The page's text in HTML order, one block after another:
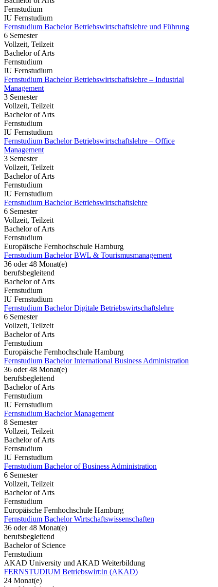
Fernstudium
IU Fernstudium
Fernstudium Bachelor Betriebswirtschaftslehre und Führung
6 Semester
Vollzeit, Teilzeit
Bachelor of Arts
Fernstudium
IU Fernstudium
Fernstudium Bachelor Betriebswirtschaftslehre – Industrial
Management
3 Semester
Vollzeit, Teilzeit
Bachelor of Arts
Fernstudium
IU Fernstudium
Fernstudium Bachelor Betriebswirtschaftslehre – Office
Management
3 Semester
Vollzeit, Teilzeit
Bachelor of Arts
Fernstudium
IU Fernstudium
Fernstudium Bachelor Betriebswirtschaftslehre
6 Semester
Vollzeit, Teilzeit
Bachelor of Arts
Fernstudium
Europäische Fernhochschule Hamburg
Fernstudium Bachelor BWL & Tourismusmanagement
36 oder 48 Monat(e)
berufsbegleitend
Bachelor of Arts
Fernstudium
IU Fernstudium
Fernstudium Bachelor Digitale Betriebswirtschaftslehre
6 Semester
Vollzeit, Teilzeit
Bachelor of Arts
Fernstudium
Europäische Fernhochschule Hamburg
Fernstudium Bachelor International Business Administration
36 oder 48 Monat(e)
berufsbegleitend
Bachelor of Arts
Fernstudium
IU Fernstudium
Fernstudium Bachelor Management
8 Semester
Vollzeit, Teilzeit
Bachelor of Arts
Fernstudium
IU Fernstudium
Fernstudium Bachelor of Business Administration
6 Semester
Vollzeit, Teilzeit
Bachelor of Arts
Fernstudium
Europäische Fernhochschule Hamburg
Fernstudium Bachelor Wirtschaftswissenschaften
36 oder 48 Monat(e)
berufsbegleitend
Bachelor of Science
Fernstudium
AKAD University und AKAD Weiterbildung
FERNSTUDIUM Betriebswirt:in (AKAD)
24 Monat(e)